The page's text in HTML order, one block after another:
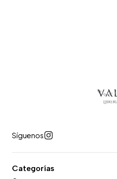
Síguenos
Categorías